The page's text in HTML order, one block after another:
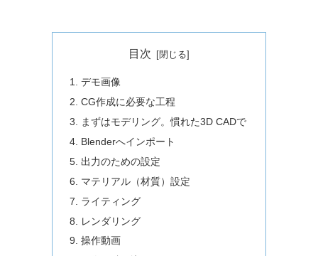
目次
デモ画像
CG作成に必要な工程
まずはモデリング。慣れた3D CADで
Blenderへインポート
出力のための設定
マテリアル（材質）設定
ライティング
レンダリング
操作動画